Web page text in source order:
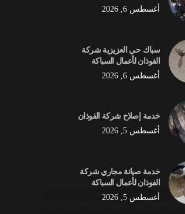
أغسطس 6, 2026
سباك حي العزيزية شركة
الفوذان لأعمال السباكة
أغسطس 6, 2026
خدمة إصلاح شركة الفوذان
أغسطس 5, 2026
خدمة صيانة مجاري شركة
الفوذان لأعمال السباكة
أغسطس 5, 2026